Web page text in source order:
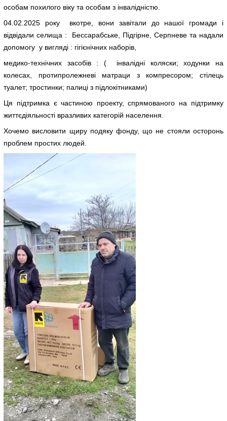
особам похилого віку та особам з інвалідністю.
04.02.2025 року вкотре, вони завітали до нашої громади і
відвідали селища : Бессарабське, Підгірне, Серпневе та надали
допомогу у вигляді : гігієнічних наборів,
медико-технічних засобів : ( інвалідні коляски; ходунки на
колесах, протипролежневі матраци з компресором; стілець
туалет; тростинки; палиці з підлокітниками)
Ця підтримка є частиною проекту, спрямованого на підтримку
життєдіяльності вразливих категорій населення.
Хочемо висловити щиру подяку фонду, що не стояли осторонь
проблем простих людей.